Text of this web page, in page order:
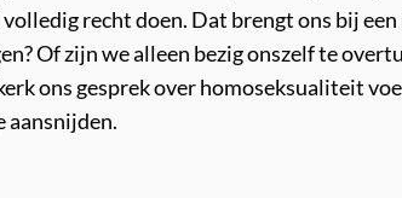
recht doen. Dat brengt ons bij
Of zijn we alleen bezig onszelf te
ons gesprek over homoseksualiteit
aansnijden.